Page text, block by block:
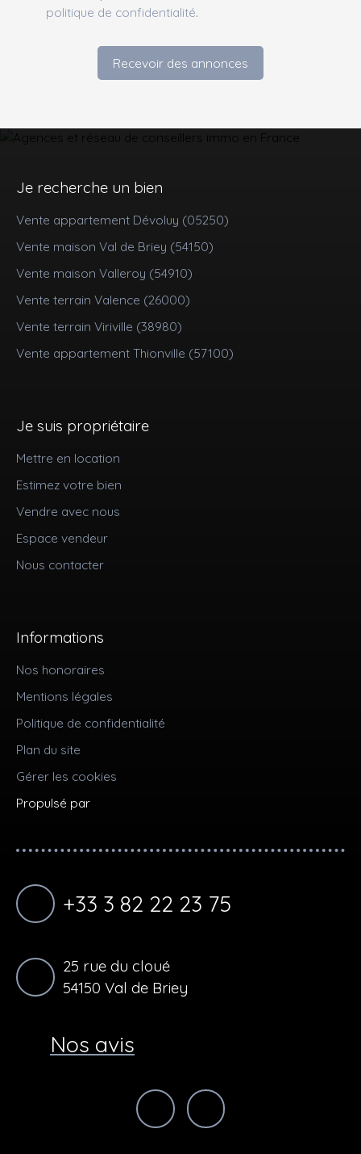
politique de confidentialité.
Recevoir des annonces
Je recherche un bien
Vente appartement Dévoluy (05250)
Vente maison Val de Briey (54150)
Vente maison Valleroy (54910)
Vente terrain Valence (26000)
Vente terrain Viriville (38980)
Vente appartement Thionville (57100)
Je suis propriétaire
Mettre en location
Estimez votre bien
Vendre avec nous
Espace vendeur
Nous contacter
Informations
Nos honoraires
Mentions légales
Politique de confidentialité
Plan du site
Gérer les cookies
Propulsé par
+33 3 82 22 23 75
25 rue du cloué
54150 Val de Briey
Nos avis